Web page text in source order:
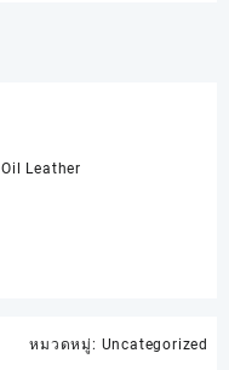
Leather
หมวดหมู่: Uncategorized